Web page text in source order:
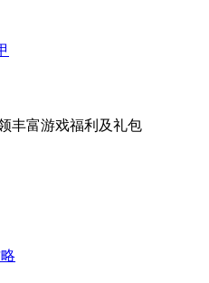
领丰富游戏福利 及礼包